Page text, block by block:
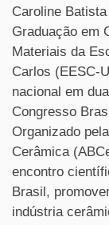
Caroline
Graduação em
Materiais da
Carlos (EESC-
nacional em
Congresso
Organizado
Cerâmica
encontro
Brasil,
indústria